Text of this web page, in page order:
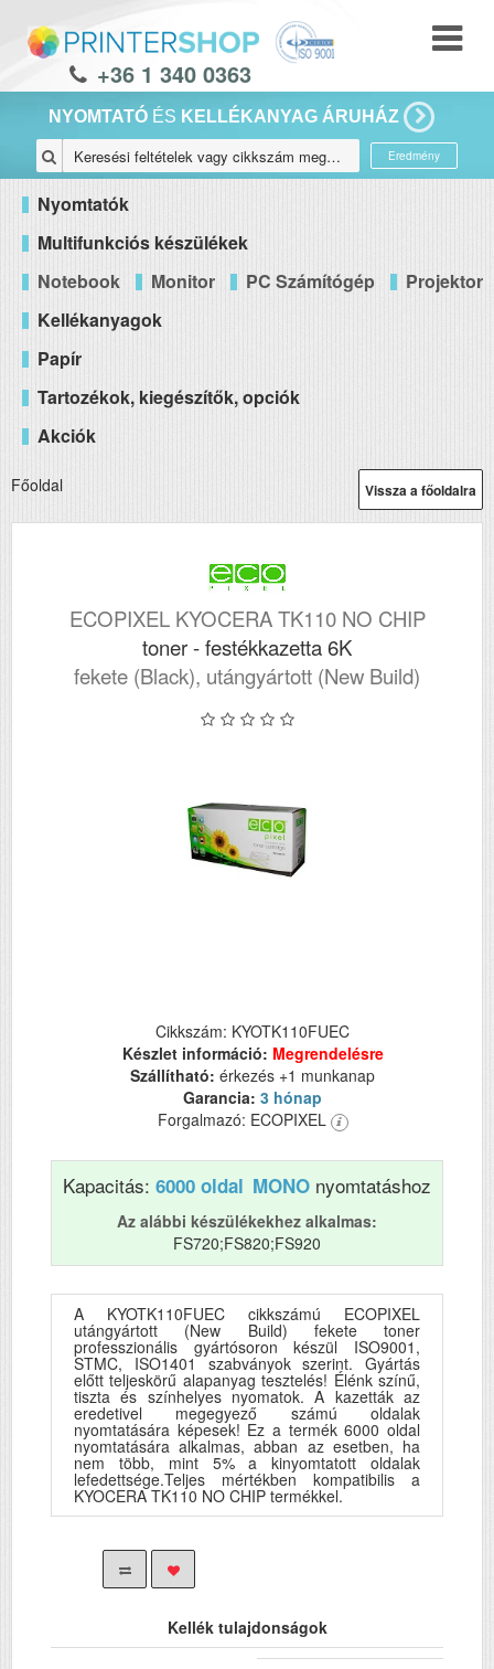
+36 1 340 0363
NYOMTATÓ ÉS KELLÉKANYAG ÁRUHÁZ
Eredmény
Nyomtatók
Multifunkciós készülékek
Notebook
Monitor PC Számítógép
Projektor
Kellékanyagok
Papír
Tartozékok, kiegészítők, opciók
Akciók
Vissza a főoldalra
Főoldal
ECOPIXEL KYOCERA TK110 NO CHIP
toner - festékkazetta 6K
fekete (Black), utángyártott (New Build)
Cikkszám: KYOTK110FUEC
Készlet információ: Megrendelésre
Szállítható: érkezés +1 munkanap
Garancia: 3 hónap
Forgalmazó: ECOPIXEL
Kapacitás: 6000 oldal MONO nyomtatáshoz
Az alábbi készülékekhez alkalmas:
FS720;FS820;FS920
A KYOTK110FUEC cikkszámú ECOPIXEL
utángyártott (New Build) fekete toner
professzionális gyártósoron készül ISO9001,
STMC, ISO1401 szabványok szerint. Gyártás
előtt teljeskörű alapanyag tesztelés! Élénk színű,
tiszta és színhelyes nyomatok. A kazetták az
eredetivel megegyező számú oldalak
nyomtatására képesek! Ez a termék 6000 oldal
nyomtatására alkalmas, abban az esetben, ha
nem több, mint 5% a kinyomtatott oldalak
lefedettsége.Teljes mértékben kompatibilis a
KYOCERA TK110 NO CHIP termékkel.
Kellék tulajdonságok